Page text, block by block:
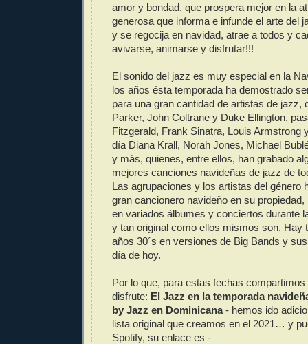
amor y bondad, que prospera mejor en la
generosa que informa e infunde el arte del
y se regocija en navidad, atrae a todos y
avivarse, animarse y disfrutar!!!
El sonido del jazz es muy especial en la
los años ésta temporada ha demostrado
para una gran cantidad de artistas de jazz,
Parker, John Coltrane y Duke Ellington,
Fitzgerald, Frank Sinatra, Louis Armstrong
día Diana Krall, Norah Jones, Michael
y más, quienes, entre ellos, han grabado
mejores canciones navideñas de jazz de
Las agrupaciones y los artistas del género
gran cancionero navideño en su
en variados álbumes y conciertos durante
y tan original como ellos mismos son. Hay
años 30´s en versiones de Big Bands y
día de hoy.
Por lo que, para estas fechas
disfrute: El Jazz en la temporada
by Jazz en Dominicana- hemos ido
lista original que creamos en el 2021… y
Spotify, su enlace es -